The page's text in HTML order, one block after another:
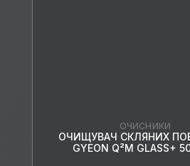
ОЧИСНИКИ
ОЧИЩУВАЧ СКЛЯНИХ
GYEON Q²M GLASS+